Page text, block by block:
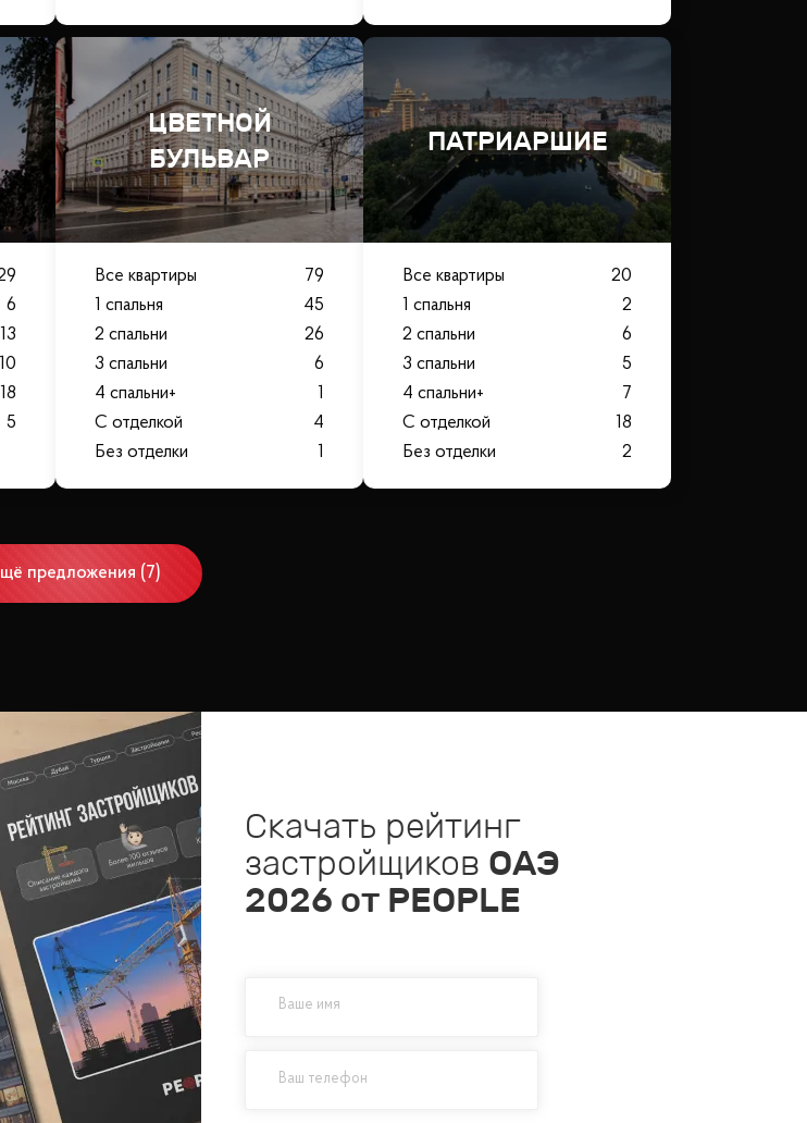
6
13
10
18
5
ЦВЕТНОЙ
БУЛЬВАР
Все квартиры
79
1 спальня
45
2 спальни
26
3 спальни
6
4 спальни+
1
С отделкой
4
Без отделки
1
ПАТРИАРШИЕ
Все квартиры
20
1 спальня
2
2 спальни
6
3 спальни
5
4 спальни+
7
С отделкой
18
Без отделки
2
предложения (7)
Скачать рейтинг
застройщиков ОАЭ
2026 от PEOPLE